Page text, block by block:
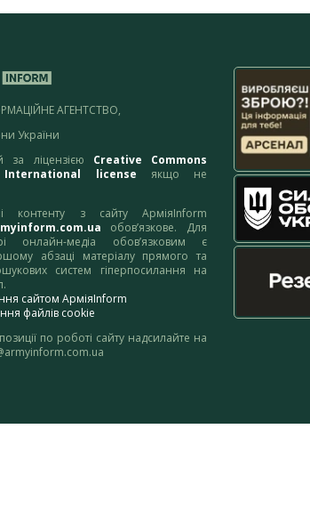
АГЕНТСТВО,
України
за ліцензією Creative Commons
license якщо не
контенту з сайту АрміяInform
обов’язкове. Для
онлайн-медіа обов’язковим є
абзаці матеріалу прямого та
систем гіперпосилання на
сайтом АрміяInform
файлів cookie
по роботі сайту надсилайте на